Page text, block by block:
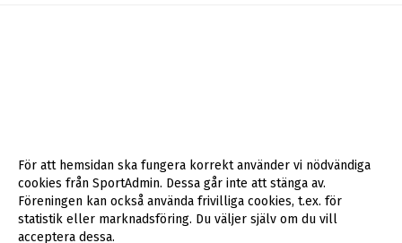
För att hemsidan ska fungera korrekt använder vi nödvändiga
cookies från SportAdmin. Dessa går inte att stänga av.
Föreningen kan också använda frivilliga cookies, t.ex. för
statistik eller marknadsföring. Du väljer själv om du vill
acceptera dessa.